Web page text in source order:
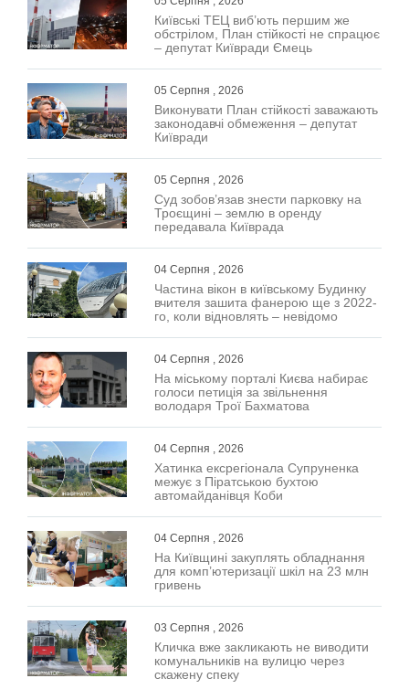
Київські ТЕЦ виб’ють першим же
обстрілом, План стійкості не спрацює
– депутат Київради Ємець
05 Серпня , 2026
Виконувати План стійкості заважають
законодавчі обмеження – депутат
Київради
05 Серпня , 2026
Суд зобов’язав знести парковку на
Троєщині – землю в оренду
передавала Київрада
04 Серпня , 2026
Частина вікон в київському Будинку
вчителя зашита фанерою ще з 2022-
го, коли відновлять – невідомо
04 Серпня , 2026
На міському порталі Києва набирає
голоси петиція за звільнення
володаря Трої Бахматова
04 Серпня , 2026
Хатинка ексрегіонала Супруненка
межує з Піратською бухтою
автомайданівця Коби
04 Серпня , 2026
На Київщині закуплять обладнання
для комп’ютеризації шкіл на 23 млн
гривень
03 Серпня , 2026
Кличка вже закликають не виводити
комунальників на вулицю через
скажену спеку